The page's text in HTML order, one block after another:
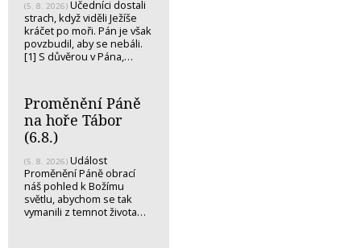
(5. 8. 2026) Učedníci dostali
strach, když viděli Ježíše
kráčet po moři. Pán je však
povzbudil, aby se nebáli.
[1] S důvěrou v Pána,…
Proměnění Páně
na hoře Tábor
(6.8.)
(5. 8. 2026) Událost
Proměnění Páně obrací
náš pohled k Božímu
světlu, abychom se tak
vymanili z temnot života…